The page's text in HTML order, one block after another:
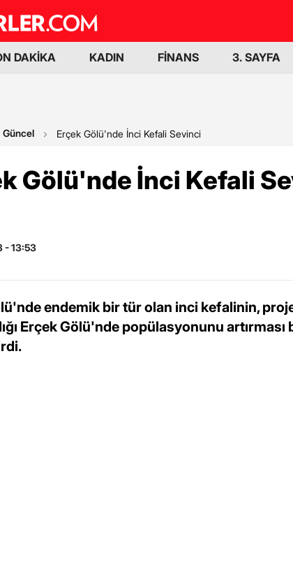
DAKİKA KADIN FİNANS 3. SAYFA
Güncel Erçek Gölü'nde İnci Kefali Sevinci
Gölü'nde İnci Kefali
- 13:53
endemik bir tür olan inci kefalinin,
Erçek Gölü'nde popülasyonunu artırması